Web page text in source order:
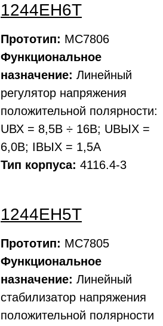
1244ЕН6Т
Прототип: МС7806
Функциональное
назначение: Линейный
регулятоp напpяжения
положительной полярности:
UВХ = 8,5В ÷ 16В; UВЫХ =
6,0В; IВЫХ = 1,5А
Тип корпуса: 4116.4-3
1244ЕН5Т
Прототип: MС7805
Функциональное
назначение: Линейный
стабилизатор напряжения
положительной полярности